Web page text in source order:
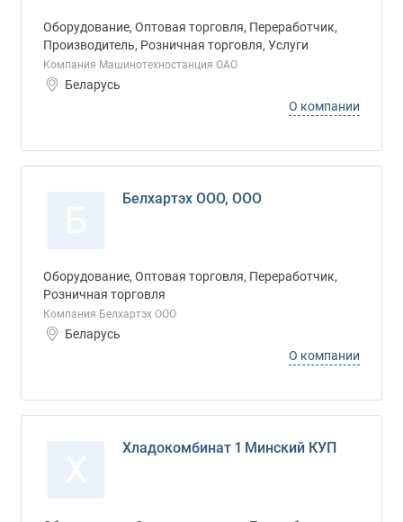
Оборудование, Оптовая торговля, Переработчик,
Производитель, Розничная торговля, Услуги
Компания Машинотехностанция ОАО
Беларусь
О компании
Белхартэх ООО, ООО
Оборудование, Оптовая торговля, Переработчик,
Розничная торговля
Компания Белхартэх ООО
Беларусь
О компании
Хладокомбинат 1 Минский КУП